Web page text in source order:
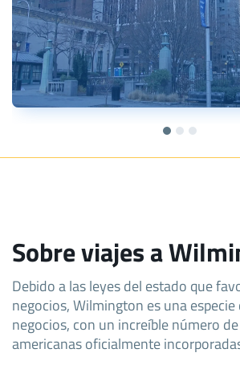
Sobre viajes a
Debido a las leyes del estado que
negocios, Wilmington es una
negocios, con un increíble número
americanas oficialmente